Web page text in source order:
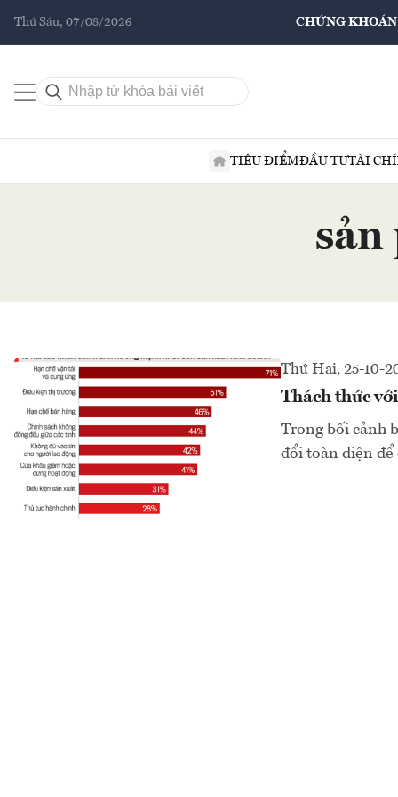
Thứ Sáu, 07/08/2026 CHỨNG KHOÁN
TIÊU ĐIỂMĐẦU TƯTÀI
sản
Thứ Hai, 25-10-
Thách thức
Trong bối cảnh
đổi toàn diện để